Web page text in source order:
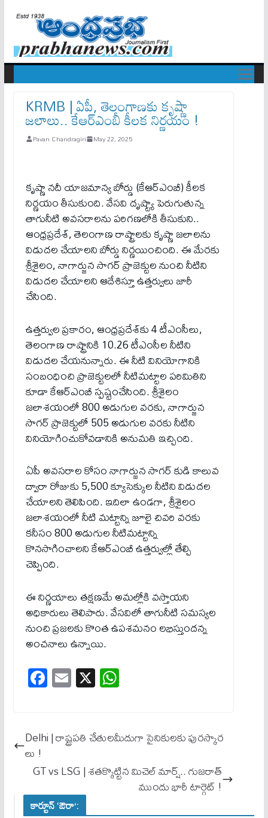
KRMB | ఏపీ, తెలంగాణకు కృష్ణా
జలాలు.. కేఆర్ఎంబీ కీలక నిర్ణయం !
Pavan Chandragiri May 22, 2025
కృష్ణా నదీ యాజమాన్య బోర్డు (కేఆర్ఎంబీ) కీలక
నిర్ణయం తీసుకుంది. వేసవి దృష్ట్యా పెరుగుతున్న
తాగునీటి అవసరాలను పరిగణలోకి తీసుకుని..
ఆంధ్రప్రదేశ్, తెలంగాణ రాష్ట్రాలకు కృష్ణా జలాలను
విడుదల చేయాలని బోర్డు నిర్ణయించింది. ఈ మేరకు
శ్రీశైలం, నాగార్జున సాగర్ ప్రాజెక్టుల నుంచి నీటిని
విడుదల చేయాలని ఆదేశిస్తూ ఉత్తర్వులు జారీ
చేసింది.
ఉత్తర్వుల ప్రకారం, ఆంధ్రప్రదేశ్‌కు 4 టీఎంసీలు,
తెలంగాణ రాష్ట్రానికి 10.26 టీఎంసీల నీటిని
విడుదల చేయనున్నారు. ఈ నీటి వినియోగానికి
సంబంధించి ప్రాజెక్టులలో నీటిమట్టాల పరిమితిని
కూడా కేఆర్ఎంబీ స్పష్టంచేసింది. శ్రీశైలం
జలాశయంలో 800 అడుగుల వరకు, నాగార్జున
సాగర్ ప్రాజెక్టులో 505 అడుగుల వరకు నీటిని
వినియోగించుకోవడానికి అనుమతి ఇచ్చింది.
ఏపీ అవసరాల కోసం నాగార్జున సాగర్ కుడి కాలువ
ద్వారా రోజుకు 5,500 క్యూసెక్కుల నీటిని విడుదల
చేయాలని తెలిపింది. ఇదిలా ఉండగా, శ్రీశైలం
జలాశయంలో నీటి మట్టాన్ని జూలై చివరి వరకు
కనీసం 800 అడుగుల నీటిమట్టాన్ని
కొనసాగించాలని కేఆర్ఎంబీ ఉత్తర్వుల్లో తేల్చి
చెప్పింది.
ఈ నిర్ణయాలు తక్షణమే అమల్లోకి వస్తాయని
అధికారులు తెలిపారు. వేసవిలో తాగునీటి సమస్యల
నుంచి ప్రజలకు కొంత ఉపశమనం లభిస్తుందన్న
అంచనాలు ఉన్నాయి.
Fa
ce
ok
E
m
X W
ha
A
Delhi | రాష్ట్రపతి చేతులమీదుగా సైనికులకు పురస్కార
లు !
GT vs LSG | శతక్కొట్టిన మిచెల్ మార్ష్.. గుజరాత్
ముందు భారీ టార్గెట్ !
కార్టూన్ ‘ఔరా’: